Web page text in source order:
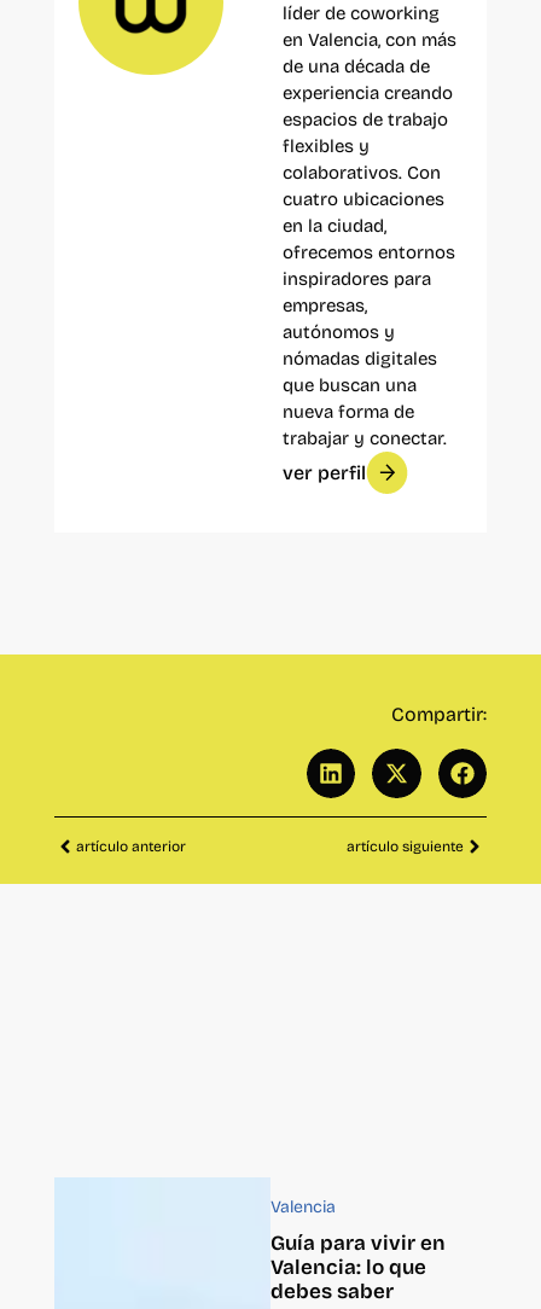
líder de coworking
en Valencia, con más
de una década de
experiencia creando
espacios de trabajo
flexibles y
colaborativos. Con
cuatro ubicaciones
en la ciudad,
ofrecemos entornos
inspiradores para
empresas,
autónomos y
nómadas digitales
que buscan una
nueva forma de
trabajar y conectar.
ver perfil
Compartir:
artículo anterior artículo siguiente
Valencia
Guía para vivir en
Valencia: lo que
debes saber